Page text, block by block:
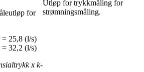
for
25,8 (l/s)
32,2 (l/s)
x k-
Utløp for trykkmåling for
strømningsmåling.